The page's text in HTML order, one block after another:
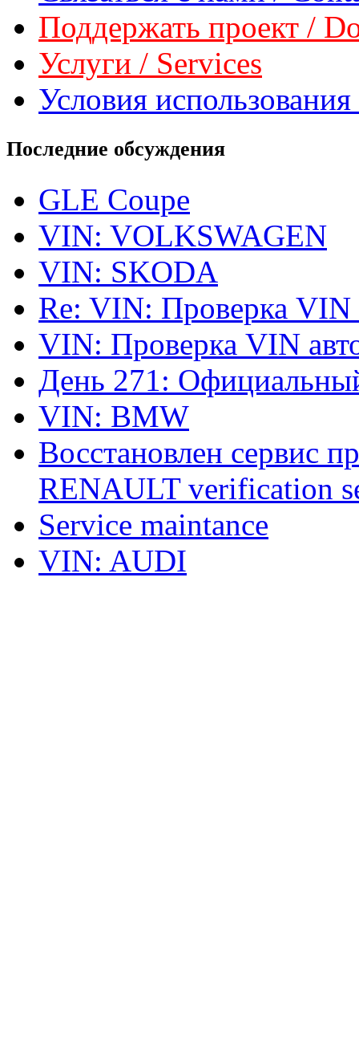
Поддержать проект /
Услуги / Services
Условия
Последние обсуждения
GLE Coupe
VIN: VOLKSWAGEN
VIN: SKODA
Re: VIN: Проверка VIN
VIN: Проверка VIN
День 271:
VIN: BMW
Восстановлен сервис
RENAULT verification
Service maintance
VIN: AUDI